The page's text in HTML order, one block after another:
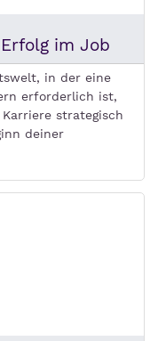
im Job
in der eine
erforderlich ist,
strategisch
deiner